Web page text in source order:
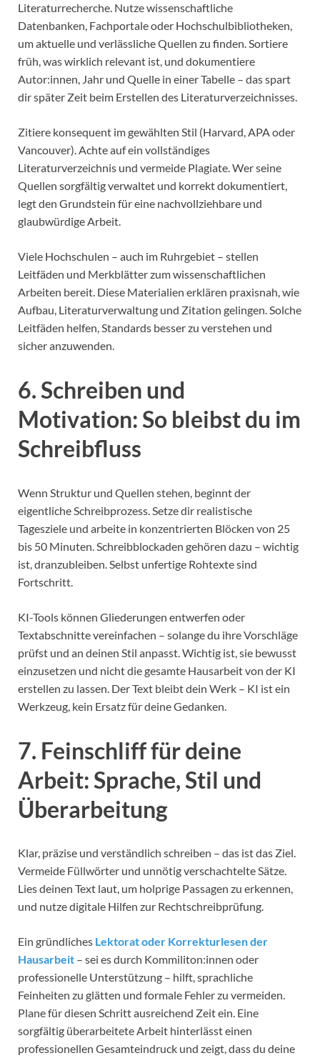
Literaturrecherche. Nutze wissenschaftliche
Datenbanken, Fachportale oder Hochschulbibliotheken,
um aktuelle und verlässliche Quellen zu finden. Sortiere
früh, was wirklich relevant ist, und dokumentiere
Autor:innen, Jahr und Quelle in einer Tabelle – das spart
dir später Zeit beim Erstellen des Literaturverzeichnisses.
Zitiere konsequent im gewählten Stil (Harvard, APA oder
Vancouver). Achte auf ein vollständiges
Literaturverzeichnis und vermeide Plagiate. Wer seine
Quellen sorgfältig verwaltet und korrekt dokumentiert,
legt den Grundstein für eine nachvollziehbare und
glaubwürdige Arbeit.
Viele Hochschulen – auch im Ruhrgebiet – stellen
Leitfäden und Merkblätter zum wissenschaftlichen
Arbeiten bereit. Diese Materialien erklären praxisnah, wie
Aufbau, Literaturverwaltung und Zitation gelingen. Solche
Leitfäden helfen, Standards besser zu verstehen und
sicher anzuwenden.
6. Schreiben und
Motivation: So bleibst du im
Schreibfluss
Wenn Struktur und Quellen stehen, beginnt der
eigentliche Schreibprozess. Setze dir realistische
Tagesziele und arbeite in konzentrierten Blöcken von 25
bis 50 Minuten. Schreibblockaden gehören dazu – wichtig
ist, dranzubleiben. Selbst unfertige Rohtexte sind
Fortschritt.
KI-Tools können Gliederungen entwerfen oder
Textabschnitte vereinfachen – solange du ihre Vorschläge
prüfst und an deinen Stil anpasst. Wichtig ist, sie bewusst
einzusetzen und nicht die gesamte Hausarbeit von der KI
erstellen zu lassen. Der Text bleibt dein Werk – KI ist ein
Werkzeug, kein Ersatz für deine Gedanken.
7. Feinschliff für deine
Arbeit: Sprache, Stil und
Überarbeitung
Klar, präzise und verständlich schreiben – das ist das Ziel.
Vermeide Füllwörter und unnötig verschachtelte Sätze.
Lies deinen Text laut, um holprige Passagen zu erkennen,
und nutze digitale Hilfen zur Rechtschreibprüfung.
Ein gründliches Lektorat oder Korrekturlesen der
Hausarbeit – sei es durch Kommiliton:innen oder
professionelle Unterstützung – hilft, sprachliche
Feinheiten zu glätten und formale Fehler zu vermeiden.
Plane für diesen Schritt ausreichend Zeit ein. Eine
sorgfältig überarbeitete Arbeit hinterlässt einen
professionellen Gesamteindruck und zeigt, dass du deine